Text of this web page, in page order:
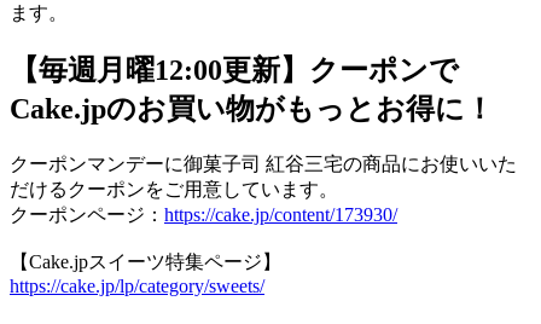
ます。
【毎週月曜12:00更新】クーポンで
Cake.jpのお買い物がもっとお得に！
クーポンマンデーに御菓子司 紅谷三宅の商品にお使いいた
だけるクーポンをご用意しています。
クーポンページ： https://cake.jp/content/173930/
【Cake.jpスイーツ特集ページ】
https://cake.jp/lp/category/sweets/